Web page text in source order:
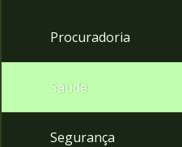
Procuradoria
Saúde
Segurança